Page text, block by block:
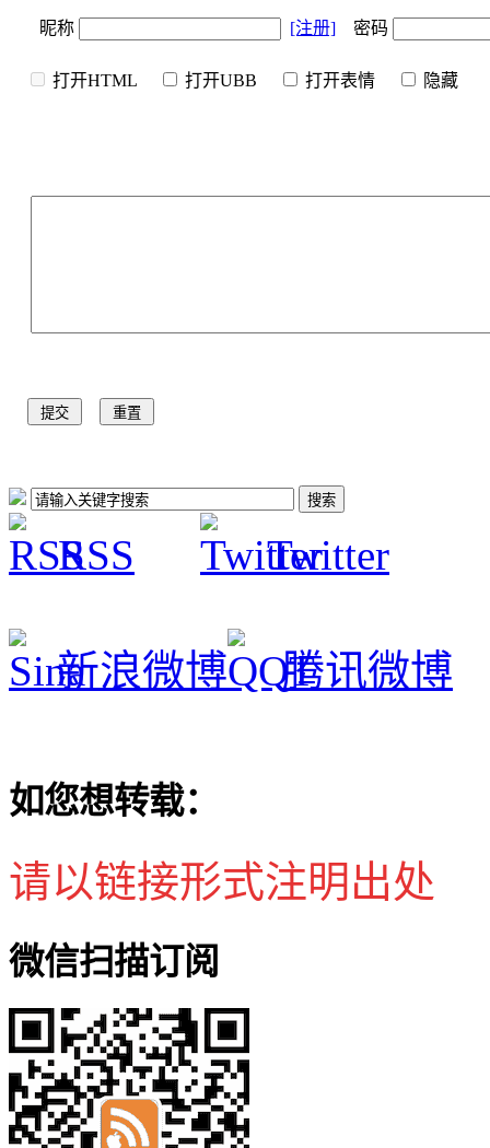
昵称 [注册] 密码
打开HTML 打开UBB 打开表情 隐
RSS Twitter
新浪微博 腾讯微博
如您想转载：
请以链接形式注明出处
微信扫描订阅